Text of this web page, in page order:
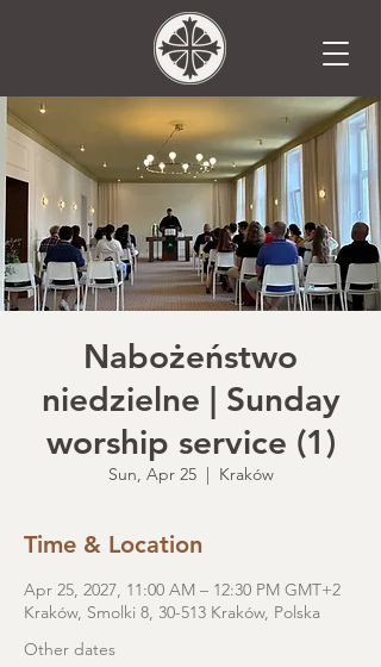
Nabożeństwo
niedzielne | Sunday
worship service (1)
Sun, Apr 25
  |
Kraków
Time & Location
Apr 25, 2027, 11:00 AM – 12:30 PM GMT+2
Kraków, Smolki 8, 30-513 Kraków, Polska
Other dates